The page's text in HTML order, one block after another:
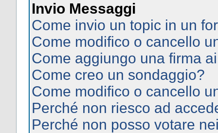
Invio Messaggi
Come invio un topic in un
Come modifico o cancello
Come aggiungo una firma
Come creo un sondaggio?
Come modifico o cancello
Perché non riesco ad
Perché non posso votare